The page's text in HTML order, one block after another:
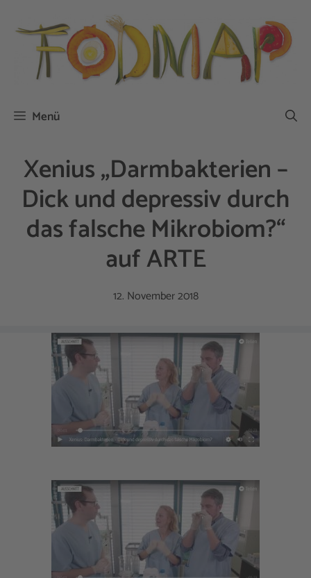
Inhalt
springen
Menü
Xenius „Darmbakterien –
Dick und depressiv durch
das falsche Mikrobiom?“
auf ARTE
12. November 2018